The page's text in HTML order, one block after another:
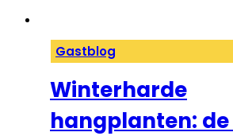
Gastblog
Winterharde
hangplanten: